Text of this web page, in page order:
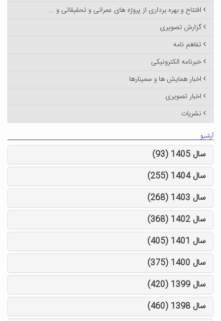
افتتاح و بهره برداری از پروژه های عمرانی و تحقیقاتی و ...
گزارش تصویری
تفاهم نامه
خبرنامه الکترونیکی
اخبار همایش ها و سمینارها
اخبار تصویری
نشریات
آرشیو
سال 1405 (93)
سال 1404 (255)
سال 1403 (268)
سال 1402 (368)
سال 1401 (405)
سال 1400 (375)
سال 1399 (420)
سال 1398 (460)